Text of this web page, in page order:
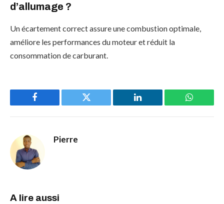
d’allumage ?
Un écartement correct assure une combustion optimale,
améliore les performances du moteur et réduit la
consommation de carburant.
Facebook Twitter LinkedIn
Pierre
A lire aussi